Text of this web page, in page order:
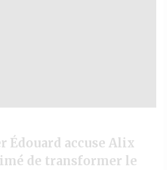
Édouard accuse Alix
de transformer le